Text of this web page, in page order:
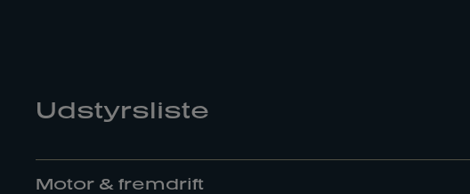
Udstyrsliste
Motor & fremdrift